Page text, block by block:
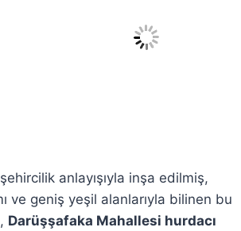
anlayışıyla inşa edilmiş,
ve geniş yeşil alanlarıyla bilinen bu
Darüşşafaka Mahallesi hurdacı